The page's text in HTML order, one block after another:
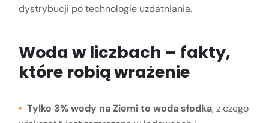
dystrybucji po technologie uzdatniania.
Woda w liczbach – fakty,
które robią wrażenie
Tylko 3% wody na Ziemi to woda słodka, z czego